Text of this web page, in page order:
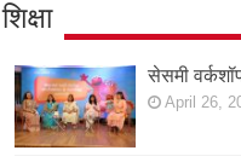
शिक्षा
सेसमी
April 26,